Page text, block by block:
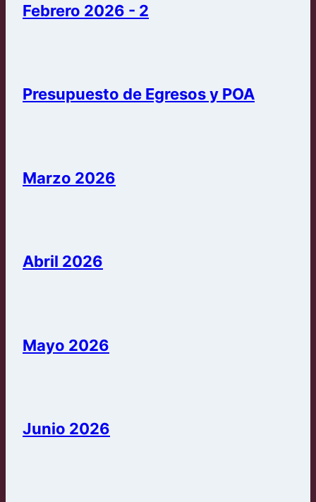
Febrero 2026 - 2
Presupuesto de Egresos y POA
Marzo 2026
Abril 2026
Mayo 2026
Junio 2026